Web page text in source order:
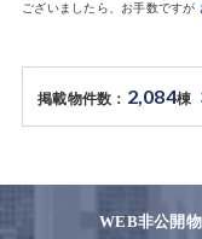
ございましたら、お手数ですが
掲載物件数： 2,084棟
WEB非公開